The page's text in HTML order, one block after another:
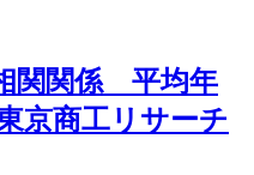
関関係 平均年
京商工リサーチ